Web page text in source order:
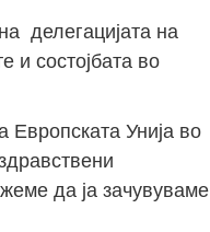
делегацијата на
и состојбата во
Европската Унија во
да ја зачувуваме